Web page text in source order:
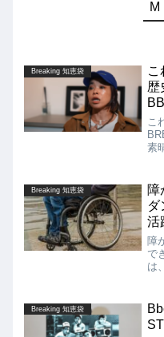
Breaking 知恵袋
こ
歴
こ
素
て
得
の
Breaking 知恵袋
障
活
っ
障
で
は
す!!
Breaking 知恵袋